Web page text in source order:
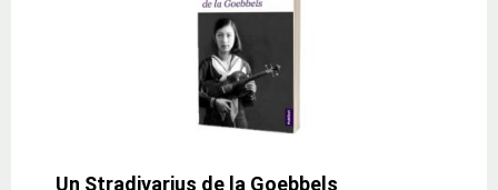
Un Stradivarius de la Goebbels